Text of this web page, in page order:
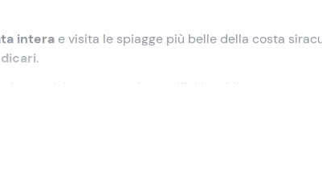
intera e visita le spiagge più belle della costa
.
dal mare questi magnifici luoghi!